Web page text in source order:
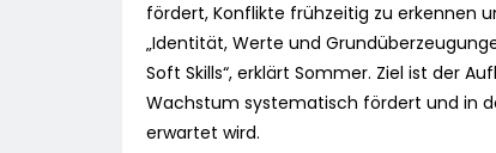
fördert, Konflikte frühzeitig zu erkennen
„Identität, Werte und
Soft Skills“, erklärt Sommer. Ziel ist der
Wachstum systematisch fördert und in
erwartet wird.